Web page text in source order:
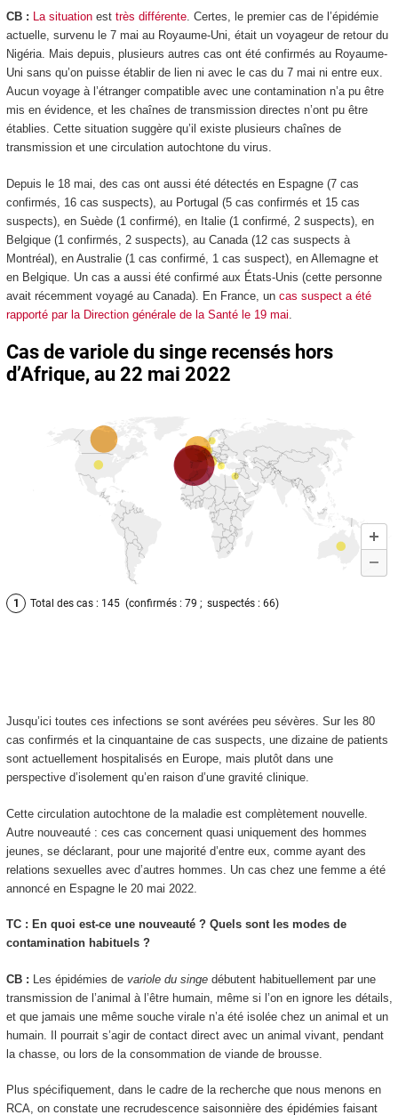
CB : La situationest très différente. Certes, le premier cas de l’épidémie
actuelle, survenu le 7 mai au Royaume-Uni, était un voyageur de retour du
Nigéria. Mais depuis, plusieurs autres cas ont été confirmés au Royaume-
Uni sans qu’on puisse établir de lien ni avec le cas du 7 mai ni entre eux.
Aucun voyage à l’étranger compatible avec une contamination n’a pu être
mis en évidence, et les chaînes de transmission directes n’ont pu être
établies. Cette situation suggère qu’il existe plusieurs chaînes de
transmission et une circulation autochtone du virus.
Depuis le 18 mai, des cas ont aussi été détectés en Espagne (7 cas
confirmés, 16 cas suspects), au Portugal (5 cas confirmés et 15 cas
suspects), en Suède (1 confirmé), en Italie (1 confirmé, 2 suspects), en
Belgique (1 confirmés, 2 suspects), au Canada (12 cas suspects à
Montréal), en Australie (1 cas confirmé, 1 cas suspect), en Allemagne et
en Belgique. Un cas a aussi été confirmé aux États-Unis (cette personne
avait récemment voyagé au Canada). En France, un cas suspect a été
rapporté par la Direction générale de la Santé le 19 mai
Jusqu’ici toutes ces infections se sont avérées peu sévères. Sur les 80
cas confirmés et la cinquantaine de cas suspects, une dizaine de patients
sont actuellement hospitalisés en Europe, mais plutôt dans une
perspective d’isolement qu’en raison d’une gravité clinique.
Cette circulation autochtone de la maladie est complètement nouvelle.
Autre nouveauté : ces cas concernent quasi uniquement des hommes
jeunes, se déclarant, pour une majorité d’entre eux, comme ayant des
relations sexuelles avec d’autres hommes. Un cas chez une femme a été
annoncé en Espagne le 20 mai 2022.
TC : En quoi est-ce une nouveauté ? Quels sont les modes de
contamination habituels ?
CB : Les épidémies de variole du singedébutent habituellement par une
transmission de l’animal à l’être humain, même si l’on en ignore les détails,
et que jamais une même souche virale n’a été isolée chez un animal et un
humain. Il pourrait s’agir de contact direct avec un animal vivant, pendant
la chasse, ou lors de la consommation de viande de brousse.
Plus spécifiquement, dans le cadre de la recherche que nous menons en
RCA, on constate une recrudescence saisonnière des épidémies faisant